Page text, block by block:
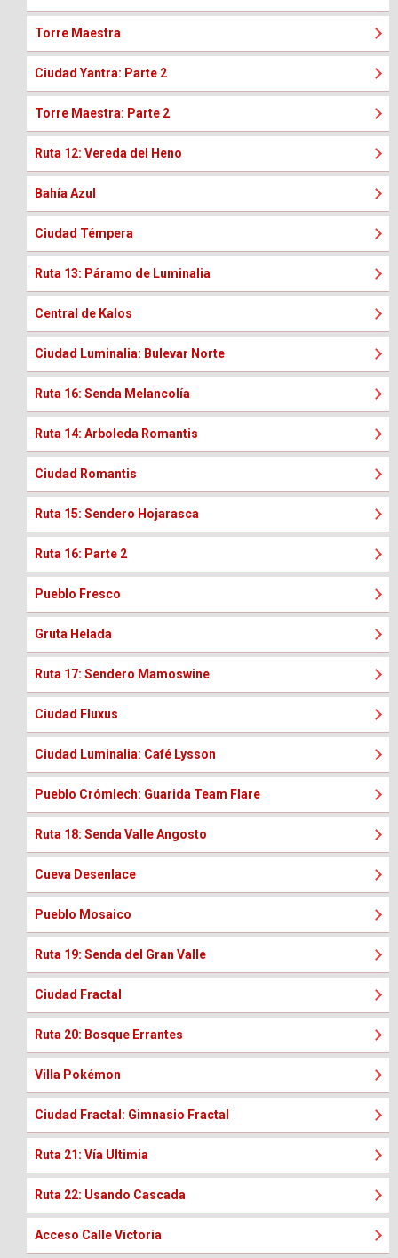
Torre Maestra
Ciudad Yantra: Parte 2
Torre Maestra: Parte 2
Ruta 12: Vereda del Heno
Bahía Azul
Ciudad Témpera
Ruta 13: Páramo de Luminalia
Central de Kalos
Ciudad Luminalia: Bulevar Norte
Ruta 16: Senda Melancolía
Ruta 14: Arboleda Romantis
Ciudad Romantis
Ruta 15: Sendero Hojarasca
Ruta 16: Parte 2
Pueblo Fresco
Gruta Helada
Ruta 17: Sendero Mamoswine
Ciudad Fluxus
Ciudad Luminalia: Café Lysson
Pueblo Crómlech: Guarida Team Flare
Ruta 18: Senda Valle Angosto
Cueva Desenlace
Pueblo Mosaico
Ruta 19: Senda del Gran Valle
Ciudad Fractal
Ruta 20: Bosque Errantes
Villa Pokémon
Ciudad Fractal: Gimnasio Fractal
Ruta 21: Vía Ultimia
Ruta 22: Usando Cascada
Acceso Calle Victoria